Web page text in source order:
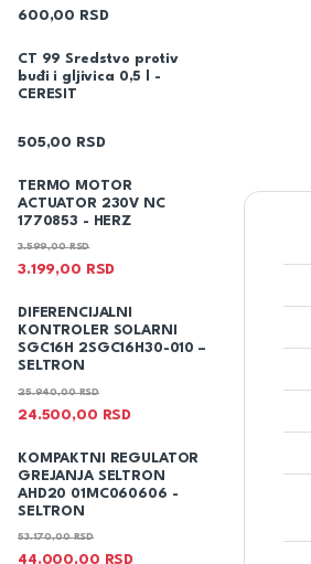
600,00 RSD
CT 99 Sredstvo protiv
buđi i gljivica 0,5 l -
CERESIT
505,00 RSD
TERMO MOTOR
ACTUATOR 230V NC
1770853 - HERZ
3.199,00 RSD
3.599,00RSD
DIFERENCIJALNI
KONTROLER SOLARNI
SGC16H 2SGC16H30-010 –
SELTRON
24.500,00 RSD
25.940,00RSD
KOMPAKTNI REGULATOR
GREJANJA SELTRON
AHD20 01MC060606 -
SELTRON
44.000,00 RSD
53.170,00RSD